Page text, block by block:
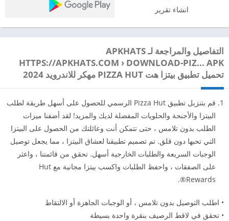
انشاء تقرير
التفاصيل والمراجعة لـ APKHATS
HTTPS://APKHATS.COM › DOWNLOAD-PIZ... APK
تحميل تطبيق بيتزا هت PIZZA HUT مهكر للاندرويد 2024
قم بتنزيل تطبيق Pizza Hut الرسمي للحصول على أسهل طريقة لطلب
البيتزا والأجنحة والحلويات المفضلة لديك والمزيد! لقد أضفنا ميزات
الطلب بدون تلامس ، حتى تتمكن أنت وعائلتك من الحصول على البيتزا
التي تحبها دون قلق. تم تصميم تطبيقنا لعشاق البيتزا ، مما يجعل توصيل
الوجبات السريعة والطلبات الخارجية أسهل. تحقق من قائمتنا ، واعثر
على الصفقات ، واحفظ الطلبات واكسب بيتزا مجانية مع Hut
Rewards®.
• اطلب التوصيل بدون تلامس ، أو الوجبات الجاهزة أو الالتقاط
• تحقق في لاقط الرصيف بنقرة واحدة بسيطة